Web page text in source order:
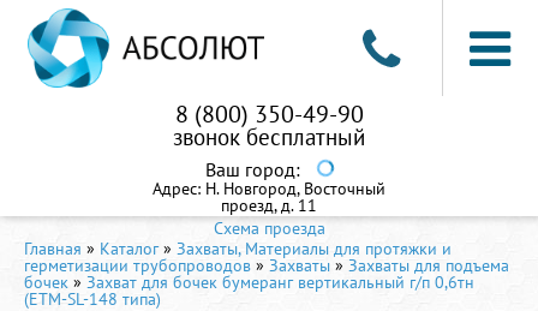
8 (800) 350-49-90
звонок бесплатный
Ваш город:
Адрес: Н. Новгород, Восточный
проезд, д. 11
Схема проезда
Главная » Каталог» Захваты, Материалы для протяжки и
герметизации трубопроводов » Захваты » Захваты для подъема
бочек » Захват для бочек бумеранг вертикальный г/п 0,6тн
(ETM-SL-148 типа)